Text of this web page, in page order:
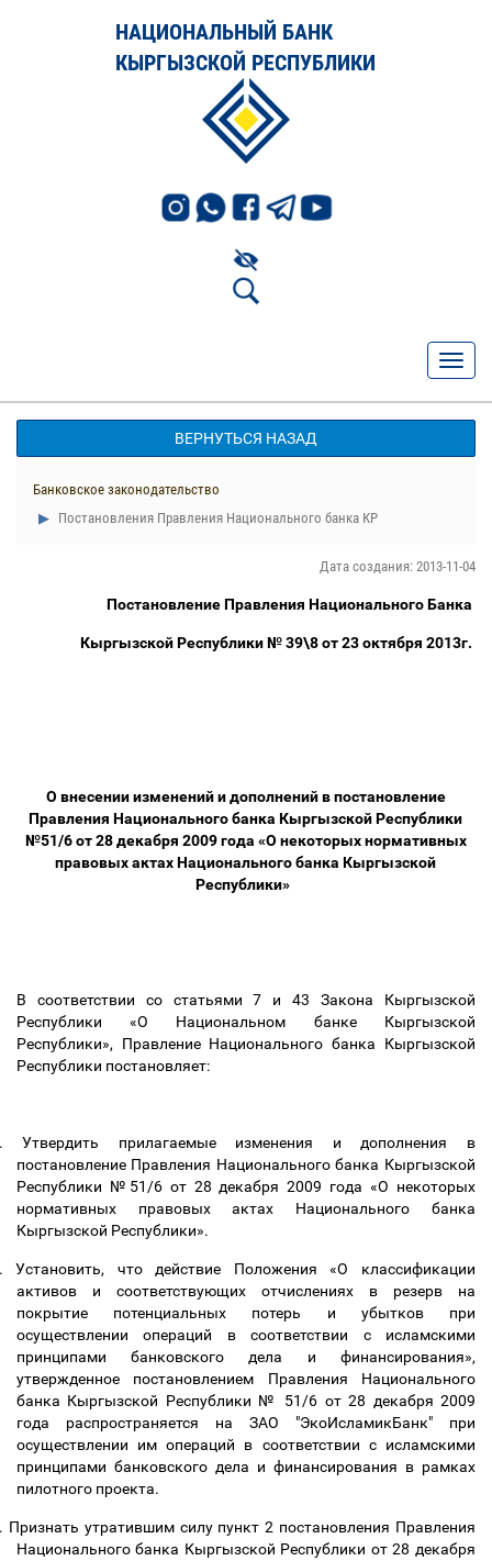
НАЦИОНАЛЬНЫЙ БАНК
КЫРГЫЗСКОЙ РЕСПУБЛИКИ
ВЕРНУТЬСЯ НАЗАД
Банковское законодательство
Постановления Правления Национального банка КР
Дата создания: 2013-11-04
Постановление Правления Национального Банка
Кыргызской Республики № 39\8 от 23 октября 2013г.
О внесении изменений и дополнений в постановление
Правления Национального банка Кыргызской Республики
№51/6 от 28 декабря 2009 года «О некоторых нормативных
правовых актах Национального банка Кыргызской
Республики»
В соответствии со статьями 7 и 43 Закона Кыргызской
Республики «О Национальном банке Кыргызской
Республики», Правление Национального банка Кыргызской
Республики постановляет:
Утвердить прилагаемые изменения и дополнения в
постановление Правления Национального банка Кыргызской
Республики №51/6 от 28 декабря 2009 года «О некоторых
нормативных правовых актах Национального банка
Кыргызской Республики».
Установить, что действие Положения «О классификации
активов и соответствующих отчислениях в резерв на
покрытие потенциальных потерь и убытков при
осуществлении операций в соответствии с исламскими
принципами банковского дела и финансирования»,
утвержденное постановлением Правления Национального
банка Кыргызской Республики № 51/6 от 28 декабря 2009
года распространяется на ЗАО "ЭкоИсламикБанк" при
осуществлении им операций в соответствии с исламскими
принципами банковского дела и финансирования в рамках
пилотного проекта.
Признать утратившим силу пункт 2 постановления Правления
Национального банка Кыргызской Республики от 28 декабря